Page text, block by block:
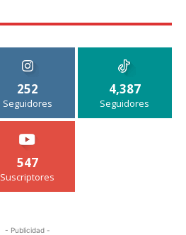
252
Seguidores
4,387
Seguidores
547
Suscriptores
- Publicidad -